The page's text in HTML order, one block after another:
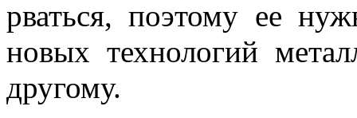
рваться, поэтому ее
новых технологий
другому.